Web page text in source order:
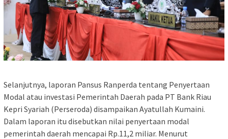
Selanjutnya, laporan Pansus Ranperda tentang Penyertaan
Modal atau investasi Pemerintah Daerah pada PT Bank Riau
Kepri Syariah (Perseroda) disampaikan Ayatullah Kumaini.
Dalam laporan itu disebutkan nilai penyertaan modal
pemerintah daerah mencapai Rp.11,2 miliar. Menurut